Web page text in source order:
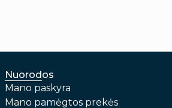
Nuorodos
Mano paskyra
Mano pamėgtos prekės